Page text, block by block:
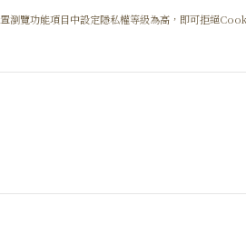
覽功能項目中設定隱私權等級為高，即可拒絕